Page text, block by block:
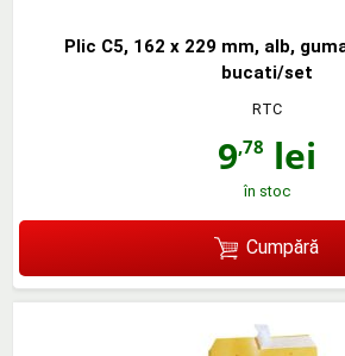
Plic C5, 162 x 229 mm, alb,
bucati/set
RTC
9,78 lei
în stoc
Cumpără